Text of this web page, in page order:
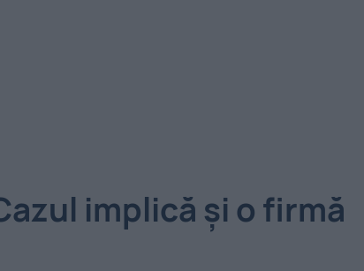
implică și o firmă